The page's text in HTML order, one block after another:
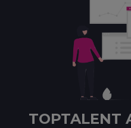
TOPTALENT